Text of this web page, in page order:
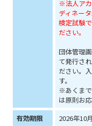
※法人ア
ディネー
検定試験
ださい。
団体管理
て発行さ
ださい。
す。
※あくま
は原則お
有効期限
2026年10